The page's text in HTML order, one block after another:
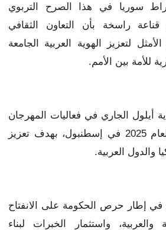
سوريا في هذا الصرح التربوي
راسخة بأن التعاون الثقافي
لتعزيز الهوية العربية الجامعة
للأمة بين الأمم.
أيلول الجاري في فعاليات المهرجان
العربي التركي الأول لعام 2025 في إسطنبول، بهدف تعزيز
والدول العربية.
في إطار حرص الحكومة على الانفتاح
واستثمار الخبرات لبناء